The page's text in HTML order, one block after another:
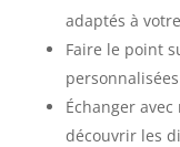
adaptés à
Faire le point
Échanger
découvrir les